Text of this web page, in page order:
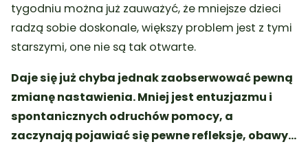
tygodniu można już zauważyć, że mniejsze dzieci
radzą sobie doskonale, większy problem jest z tymi
starszymi, one nie są tak otwarte.
Daje się już chyba jednak zaobserwować pewną
zmianę nastawienia. Mniej jest entuzjazmu i
spontanicznych odruchów pomocy, a
zaczynają pojawiać się pewne refleksje, obawy…